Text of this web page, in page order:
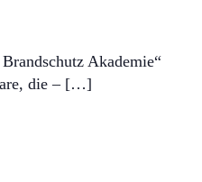
Akademie“
die – […]